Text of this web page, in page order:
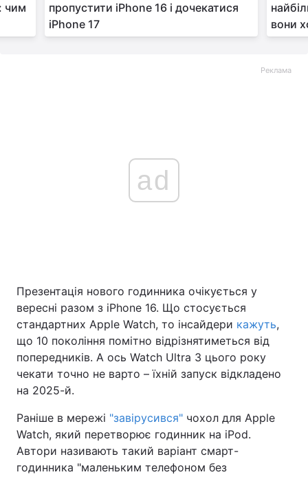
чим
пропустити iPhone 16 і дочекатися
iPhone 17
вони
Реклама
ad
Презентація нового годинника очікується у
вересні разом з iPhone 16. Що стосується
стандартних Apple Watch, то інсайдери кажуть,
що 10 покоління помітно відрізнятиметься від
попередників. А ось Watch Ultra 3 цього року
чекати точно не варто – їхній запуск відкладено
на 2025-й.
Раніше в мережі "завірусився" чохол для Apple
Watch, який перетворює годинник на iPod.
Автори називають такий варіант смарт-
годинника "маленьким телефоном без